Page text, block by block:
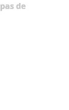
de